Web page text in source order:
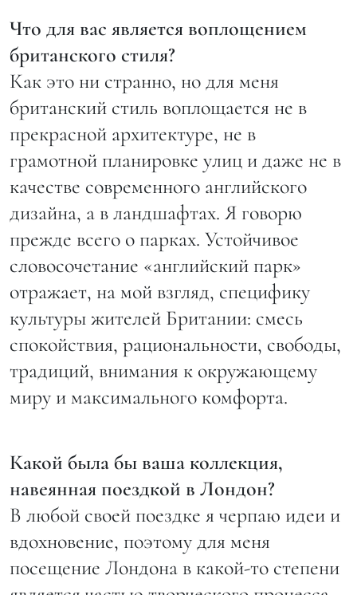
Что для вас является воплощением
британского стиля?
Как это ни странно, но для меня
британский стиль воплощается не в
прекрасной архитектуре, не в
грамотной планировке улиц и даже не в
качестве современного английского
дизайна, а в ландшафтах. Я говорю
прежде всего о парках. Устойчивое
словосочетание «английский парк»
отражает, на мой взгляд, специфику
культуры жителей Британии: смесь
спокойствия, рациональности, свободы,
традиций, внимания к окружающему
миру и максимального комфорта.
Какой была бы ваша коллекция,
навеянная поездкой в Лондон?
В любой своей поездке я черпаю идеи и
вдохновение, поэтому для меня
посещение Лондона в какой-то степени